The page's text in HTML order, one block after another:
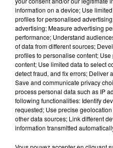
Artiste :Helena
INFOS SUR LE
Plateau :#Grand Live
Date :Mardi 9 juillet 2024
Lieu :Stade Levindray,
Organisateurs :Radio
Jauge :15.000 personnes
information on a device; Use
profiles for personalised
advertising; Measure advertising
performance; Understand
of data from different sources;
profiles to personalise content;
content; Use limited data to select
detect fraud, and fix errors; Deliver
Save and communicate privacy
process personal data such as IP
following functionalities: Identify
requested; Use precise
other data sources; Link different
information transmitted